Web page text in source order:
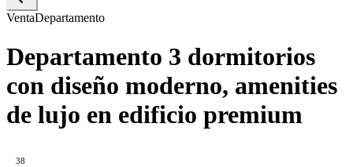
VentaDepartamento
Departamento 3 dormitorios
con diseño moderno, amenities
de lujo en edificio premium
38